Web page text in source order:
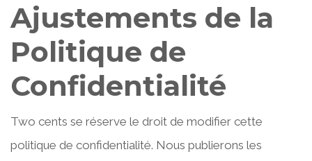
Ajustements de la
Politique de
Confidentialité
Two cents se réserve le droit de modifier cette
politique de confidentialité. Nous publierons les